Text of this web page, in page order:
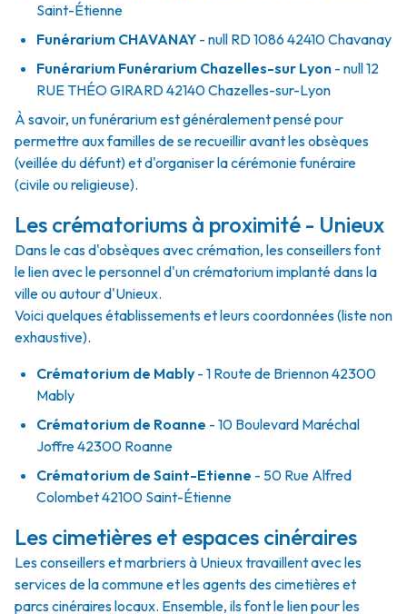
Saint-Étienne
Funérarium CHAVANAY - null RD 1086 42410Chavanay
Funérarium Funérarium Chazelles-sur Lyon - null12
RUE THÉO GIRARD42140Chazelles-sur-Lyon
À savoir, un funérarium est généralement pensé pour
permettre aux familles de se recueillir avant les obsèques
(veillée du défunt) et d'organiser la cérémonie funéraire
(civile ou religieuse).
Les crématoriums à proximité - Unieux
Dans le cas d'obsèques avec crémation, les conseillers font
le lien avec le personnel d'un crématorium implanté dans la
ville ou autour d'Unieux.
Voici quelques établissements et leurs coordonnées (liste non
exhaustive).
Crématorium de Mably - 1 Route de Briennon 42300
Mably
Crématorium de Roanne - 10 Boulevard Maréchal
Joffre 42300 Roanne
Crématorium de Saint-Etienne - 50 Rue Alfred
Colombet 42100 Saint-Étienne
Les cimetières et espaces cinéraires
Les conseillers et marbriers à Unieux travaillent avec les
services de la commune et les agents des cimetières et
parcs cinéraires locaux. Ensemble, ils font le lien pour les